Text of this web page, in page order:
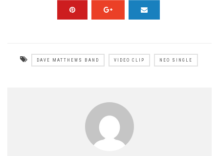
DAVE MATTHEWS BAND VIDEO CLIP ΝΈΟ SINGLE